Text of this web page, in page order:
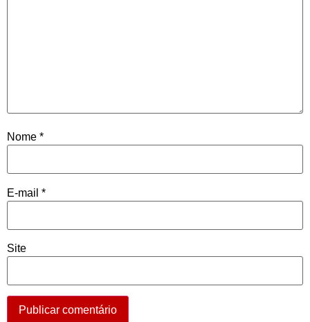
Nome *
E-mail *
Site